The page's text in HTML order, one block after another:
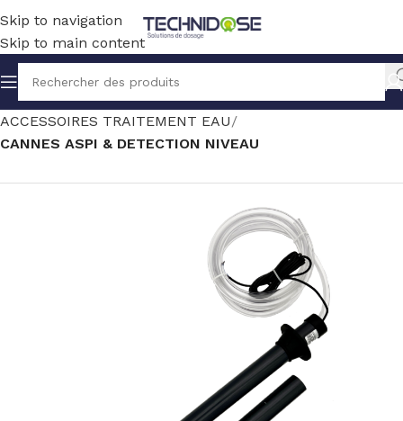
Skip to navigation
Skip to main content
Accueil TRAITEMENT EAU
ACCESSOIRES TRAITEMENT EAU
CANNES ASPI & DETECTION NIVEAU